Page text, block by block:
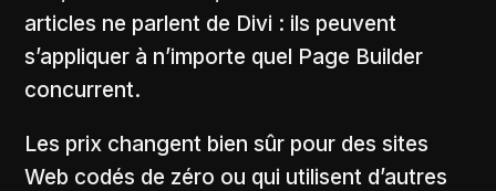
articles ne parlent de Divi : ils peuvent
s’appliquer à n’importe quel Page Builder
concurrent.
Les prix changent bien sûr pour des sites
Web codés de zéro ou qui utilisent d’autres